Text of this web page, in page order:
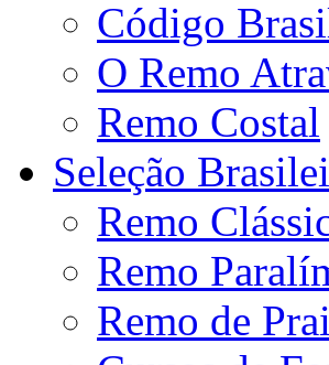
Código
O Remo
Remo Costal
Seleção
Remo
Remo
Remo de